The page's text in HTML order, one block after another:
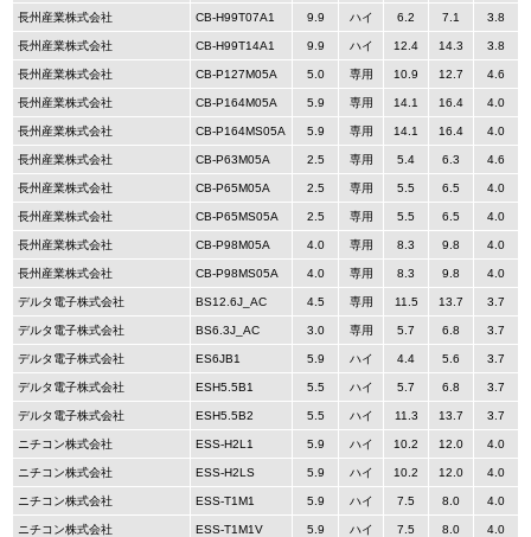
長州産業株式会社 CB-H99T07A1 9.9 ハイ 6.2 7.1 3.8
長州産業株式会社 CB-H99T14A1 9.9 ハイ 12.4 14.3 3.8
長州産業株式会社 CB-P127M05A 5.0 専用 10.9 12.7 4.6
長州産業株式会社 CB-P164M05A 5.9 専用 14.1 16.4 4.0
長州産業株式会社 CB-P164MS05A 5.9 専用 14.1 16.4 4.0
長州産業株式会社 CB-P63M05A 2.5 専用 5.4 6.3 4.6
長州産業株式会社 CB-P65M05A 2.5 専用 5.5 6.5 4.0
長州産業株式会社 CB-P65MS05A 2.5 専用 5.5 6.5 4.0
長州産業株式会社 CB-P98M05A 4.0 専用 8.3 9.8 4.0
長州産業株式会社 CB-P98MS05A 4.0 専用 8.3 9.8 4.0
デルタ電子株式会社 BS12.6J_AC 4.5 専用 11.5 13.7 3.7
デルタ電子株式会社 BS6.3J_AC 3.0 専用 5.7 6.8 3.7
デルタ電子株式会社 ES6JB1 5.9 ハイ 4.4 5.6 3.7
デルタ電子株式会社 ESH5.5B1 5.5 ハイ 5.7 6.8 3.7
デルタ電子株式会社 ESH5.5B2 5.5 ハイ 11.3 13.7 3.7
ニチコン株式会社 ESS-H2L1 5.9 ハイ 10.2 12.0 4.0
ニチコン株式会社 ESS-H2LS 5.9 ハイ 10.2 12.0 4.0
ニチコン株式会社 ESS-T1M1 5.9 ハイ 7.5 8.0 4.0
ニチコン株式会社 ESS-T1M1V 5.9 ハイ 7.5 8.0 4.0